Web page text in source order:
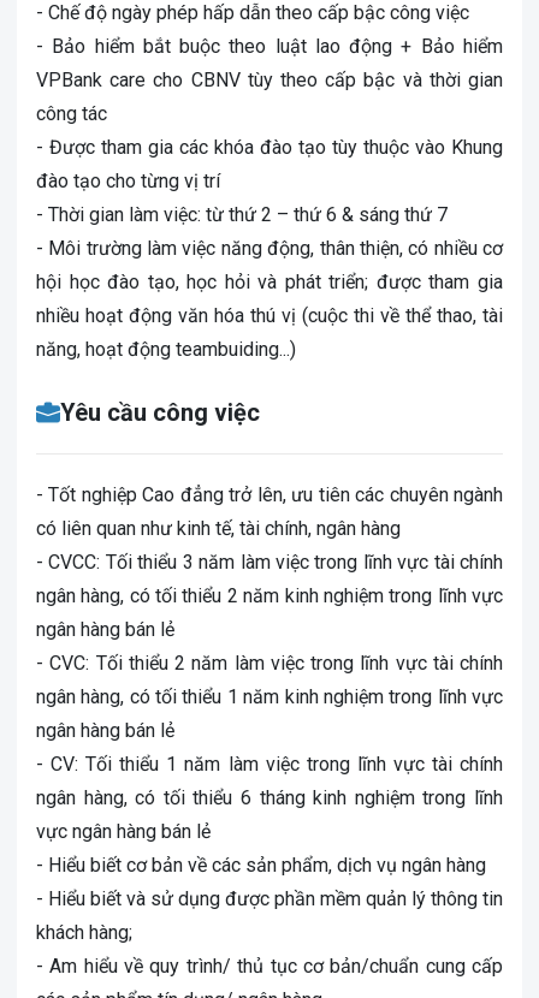
- Chế độ ngày phép hấp dẫn theo cấp bậc công việc
- Bảo hiểm bắt buộc theo luật lao động + Bảo hiểm
VPBank care cho CBNV tùy theo cấp bậc và thời gian
công tác
- Được tham gia các khóa đào tạo tùy thuộc vào Khung
đào tạo cho từng vị trí
- Thời gian làm việc: từ thứ 2 – thứ 6 & sáng thứ 7
- Môi trường làm việc năng động, thân thiện, có nhiều cơ
hội học đào tạo, học hỏi và phát triển; được tham gia
nhiều hoạt động văn hóa thú vị (cuộc thi về thể thao, tài
năng, hoạt động teambuiding...)
Yêu cầu công việc
- Tốt nghiệp Cao đẳng trở lên, ưu tiên các chuyên ngành
có liên quan như kinh tế, tài chính, ngân hàng
- CVCC: Tối thiểu 3 năm làm việc trong lĩnh vực tài chính
ngân hàng, có tối thiểu 2 năm kinh nghiệm trong lĩnh vực
ngân hàng bán lẻ
- CVC: Tối thiểu 2 năm làm việc trong lĩnh vực tài chính
ngân hàng, có tối thiểu 1 năm kinh nghiệm trong lĩnh vực
ngân hàng bán lẻ
- CV: Tối thiểu 1 năm làm việc trong lĩnh vực tài chính
ngân hàng, có tối thiểu 6 tháng kinh nghiệm trong lĩnh
vực ngân hàng bán lẻ
- Hiểu biết cơ bản về các sản phẩm, dịch vụ ngân hàng
- Hiểu biết và sử dụng được phần mềm quản lý thông tin
khách hàng;
- Am hiểu về quy trình/ thủ tục cơ bản/chuẩn cung cấp